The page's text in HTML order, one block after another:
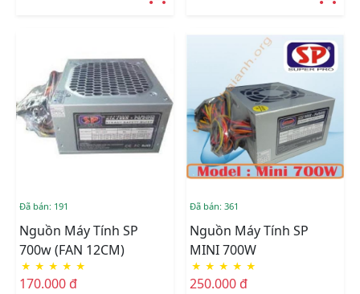
Đã bán: 191
Nguồn Máy Tính SP
700w (FAN 12CM)
★ ★ ★ ★ ★
170.000 đ
Đã bán: 361
Nguồn Máy Tính SP
MINI 700W
★ ★ ★ ★ ★
250.000 đ